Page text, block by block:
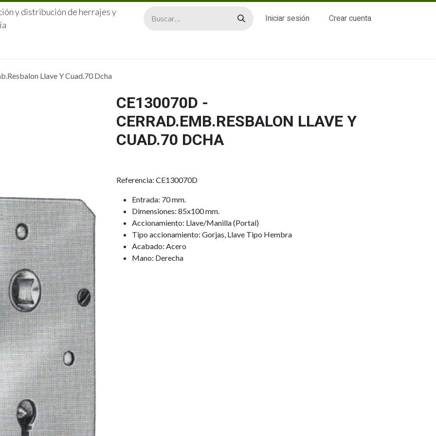
y distribución de herrajes y
Iniciar sesión Crear cuenta
Llave Y Cuad.70 Dcha
CE130070D -
CERRAD.EMB.RESBALON LLAVE Y
CUAD.70 DCHA
Referencia: CE130070D
Entrada: 70 mm.
Dimensiones: 85x100 mm.
Accionamiento: Llave/Manilla (Portal)
Tipo accionamiento: Gorjas, Llave Tipo Hembra
Acabado: Acero
Mano: Derecha